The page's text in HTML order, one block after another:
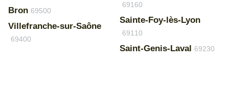
Bron 69500
Villefranche-sur-Saône
69400
69160
Sainte-Foy-lès-Lyon
69110
Saint-Genis-Laval 69230